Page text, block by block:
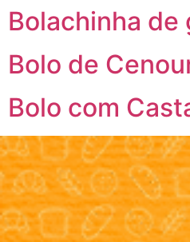
Bolachinha de
Bolo de
Bolo com